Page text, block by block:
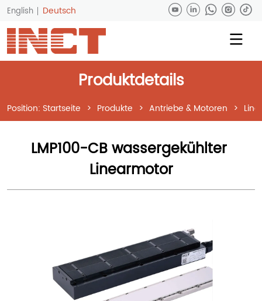
English Deutsch
Produktdetails
Position: Startseite > Produkte > Antriebe & Motoren >
LMP100-CB wassergekühlter
Linearmotor